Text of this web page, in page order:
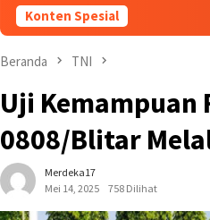
Konten Spesial
Beranda TNI
Uji
0808/Blitar
Merdeka17
Mei 14, 2025
758 Dilihat